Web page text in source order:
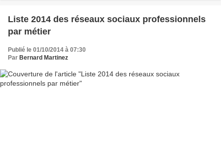
Liste 2014 des réseaux sociaux professionnels
par métier
Publié le 01/10/2014 à 07:30
Par Bernard Martinez